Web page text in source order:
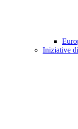
Iniziative